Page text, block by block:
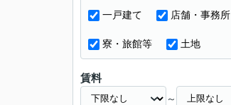
一戸建て 店舗・事務所
寮・旅館等 土地
賃料
～